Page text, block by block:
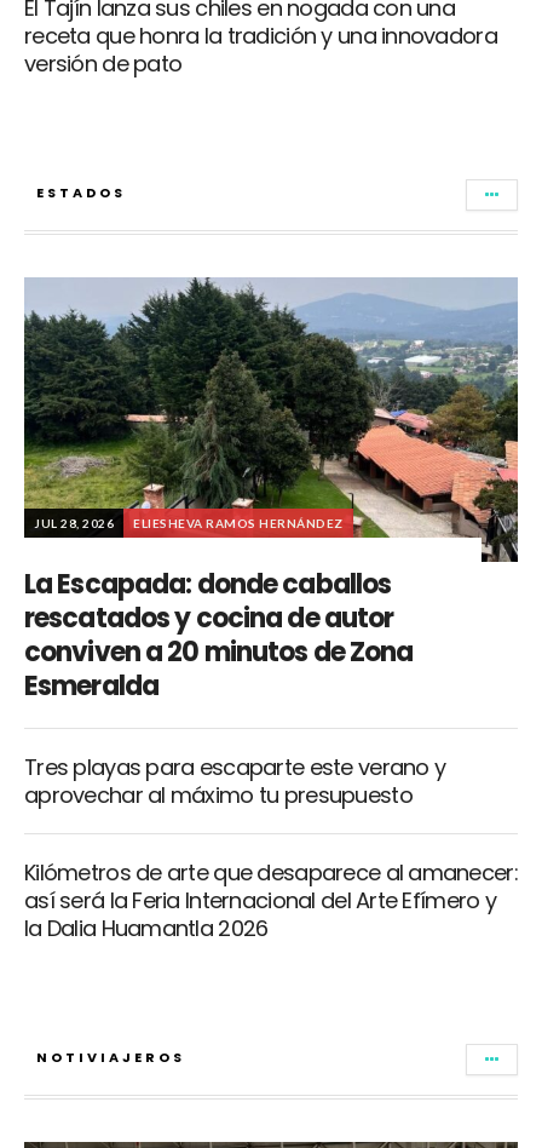
El Tajín lanza sus chiles en nogada con una
receta que honra la tradición y una innovadora
versión de pato
ESTADOS
JUL 28, 2026 ELIESHEVA RAMOS HERNÁNDEZ
La Escapada: donde caballos
rescatados y cocina de autor
conviven a 20 minutos de Zona
Esmeralda
Tres playas para escaparte este verano y
aprovechar al máximo tu presupuesto
Kilómetros de arte que desaparece al amanecer:
así será la Feria Internacional del Arte Efímero y
la Dalia Huamantla 2026
NOTIVIAJEROS